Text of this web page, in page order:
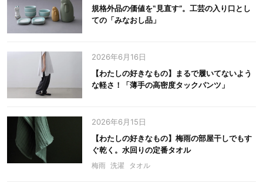
規格外品の価値を‟見直す”。工芸の入り口とし
ての「みなおし品」
2026年6月16日
【わたしの好きなもの】まるで履いてないよう
な軽さ！「薄手の高密度タックパンツ」
2026年6月15日
【わたしの好きなもの】梅雨の部屋干しでもす
ぐ乾く。水回りの定番タオル
梅雨 洗濯 タオル